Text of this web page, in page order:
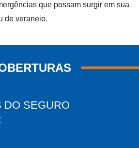
que possam surgir em sua
de veraneio.
DO SEGURO